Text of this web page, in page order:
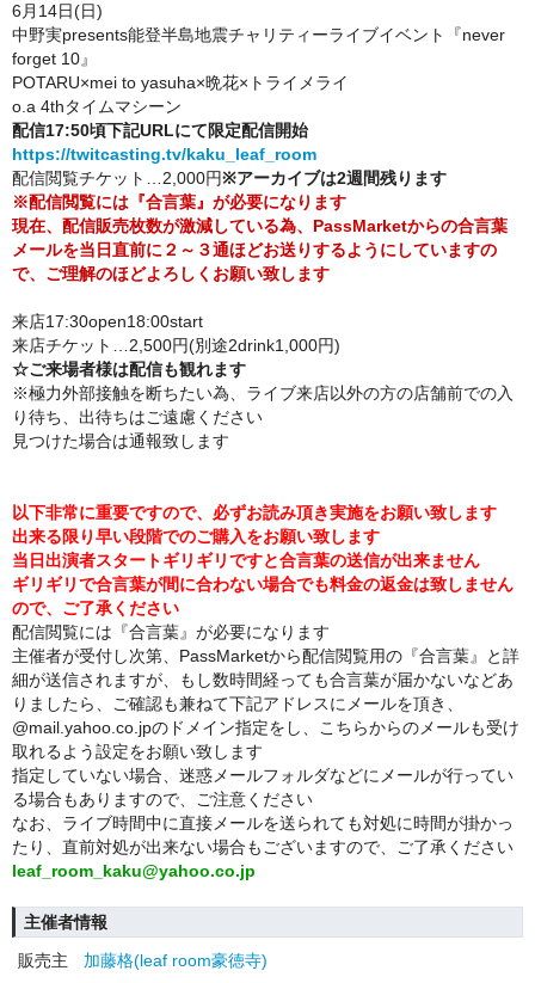
6月14日(日)
中野実presents能登半島地震チャリティーライブイベント『never
forget 10』
POTARU×mei to yasuha×晩花×トライメライ
o.a 4thタイムマシーン
配信17:50頃下記URLにて限定配信開始
https://twitcasting.tv/kaku_leaf_room
配信閲覧チケット…2,000円※アーカイブは2週間残ります
※配信閲覧には『合言葉』が必要になります
現在、配信販売枚数が激減している為、PassMarketからの合言葉
メールを当日直前に２～３通ほどお送りするようにしていますの
で、ご理解のほどよろしくお願い致します
来店17:30open18:00start
来店チケット…2,500円(別途2drink1,000円)
☆ご来場者様は配信も観れます
※極力外部接触を断ちたい為、ライブ来店以外の方の店舗前での入
り待ち、出待ちはご遠慮ください
見つけた場合は通報致します
以下非常に重要ですので、必ずお読み頂き実施をお願い致します
出来る限り早い段階でのご購入をお願い致します
当日出演者スタートギリギリですと合言葉の送信が出来ません
ギリギリで合言葉が間に合わない場合でも料金の返金は致しません
ので、ご了承ください
配信閲覧には『合言葉』が必要になります
主催者が受付し次第、PassMarketから配信閲覧用の『合言葉』と詳
細が送信されますが、もし数時間経っても合言葉が届かないなどあ
りましたら、ご確認も兼ねて下記アドレスにメールを頂き、
@mail.yahoo.co.jpのドメイン指定をし、こちらからのメールも受け
取れるよう設定をお願い致します
指定していない場合、迷惑メールフォルダなどにメールが行ってい
る場合もありますので、ご注意ください
なお、ライブ時間中に直接メールを送られても対処に時間が掛かっ
たり、直前対処が出来ない場合もございますので、ご了承ください
leaf_room_kaku@yahoo.co.jp
主催者情報
販売主
加藤格(leaf room豪徳寺)